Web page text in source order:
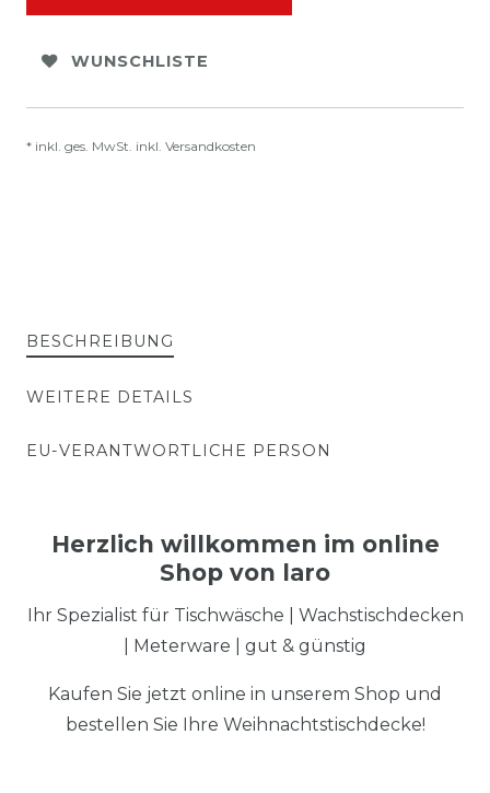
WUNSCHLISTE
* inkl. ges. MwSt. inkl. Versandkosten
BESCHREIBUNG
WEITERE DETAILS
EU-VERANTWORTLICHE PERSON
Herzlich willkommen im online
Shop von laro
Ihr Spezialist für Tischwäsche | Wachstischdecken
| Meterware | gut & günstig
Kaufen Sie jetzt online in unserem Shop und
bestellen Sie Ihre Weihnachtstischdecke!